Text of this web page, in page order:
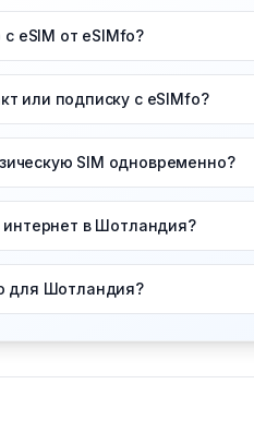
eSIM от eSIMfo?
или подписку с eSIMfo?
SIM одновременно?
интернет в Шотландия?
для Шотландия?